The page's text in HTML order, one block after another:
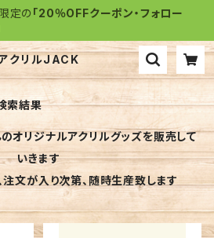
定の 「20％OFFクーポン・フォロー
クリルJACK
索結果
オリジナルアクリルグッズを販売して
いきます
文が入り次第、随時生産致します